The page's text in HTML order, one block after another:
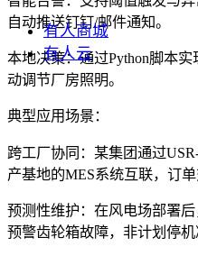
有人商城
有人云
自动推送钉钉/邮件通知。
本地决策：通过Python脚本
动调节厂房照明。
典型应用场景：
跨工厂协同：某集团通过
产基地的MES系统互联，订单
预测性维护：在风电场部署
预警齿轮箱故障，非计划停机